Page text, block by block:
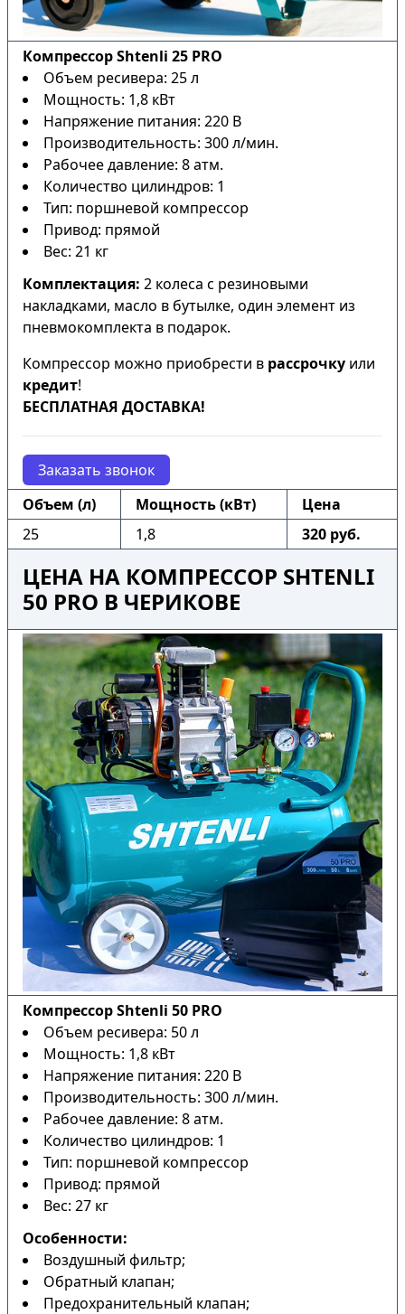
Компрессор Shtenli 25 PRO
Объем ресивера: 25 л
Мощность: 1,8 кВт
Напряжение питания: 220 В
Производительность: 300 л/мин.
Рабочее давление: 8 атм.
Количество цилиндров: 1
Тип: поршневой компрессор
Привод: прямой
Вес: 21 кг
Комплектация: 2 колеса с резиновыми
накладками, масло в бутылке, один элемент из
пневмокомплекта в подарок.
Компрессор можно приобрести в рассрочку или
кредит!
БЕСПЛАТНАЯ ДОСТАВКА!
Заказать звонок
Объем (л)
Мощность (кВт)
Цена
25
1,8 320 руб.
ЦЕНА НА КОМПРЕССОР SHTENLI
50 PRO В ЧЕРИКОВЕ
Компрессор Shtenli 50 PRO
Объем ресивера: 50 л
Мощность: 1,8 кВт
Напряжение питания: 220 В
Производительность: 300 л/мин.
Рабочее давление: 8 атм.
Количество цилиндров: 1
Тип: поршневой компрессор
Привод: прямой
Вес: 27 кг
Особенности:
Воздушный фильтр;
Обратный клапан;
Предохранительный клапан;